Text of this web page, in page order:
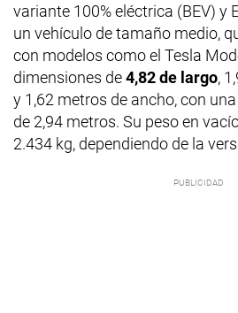
variante 100% eléctrica (BEV) y
un vehículo de tamaño medio,
con modelos como el Tesla
dimensiones de4,82 de largo,
y 1,62 metros de ancho, con
de 2,94 metros. Su peso en
2.434 kg, dependiendo de la